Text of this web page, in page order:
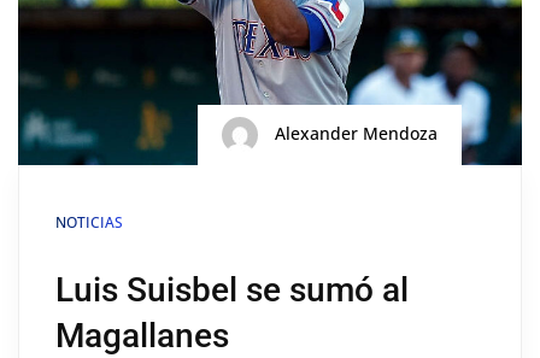
Alexander Mendoza
NOTICIAS
Luis Suisbel se sumó al
Magallanes